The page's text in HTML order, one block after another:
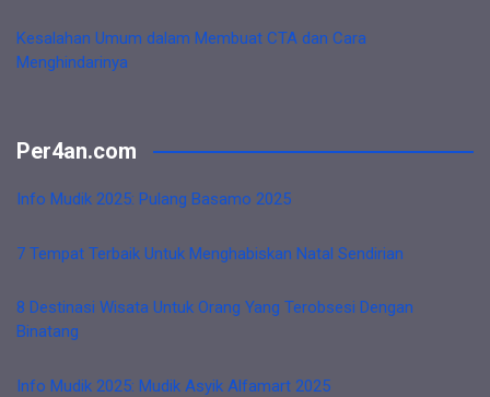
Kesalahan Umum dalam Membuat CTA dan Cara
Menghindarinya
Per4an.com
Info Mudik 2025: Pulang Basamo 2025
7 Tempat Terbaik Untuk Menghabiskan Natal Sendirian
8 Destinasi Wisata Untuk Orang Yang Terobsesi Dengan
Binatang
Info Mudik 2025: Mudik Asyik Alfamart 2025